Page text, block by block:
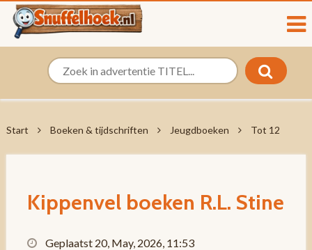
Start Boeken & tijdschriften Jeugdboeken Tot 12
Kippenvel boeken R.L. Stine
Geplaatst 20, May, 2026, 11:53